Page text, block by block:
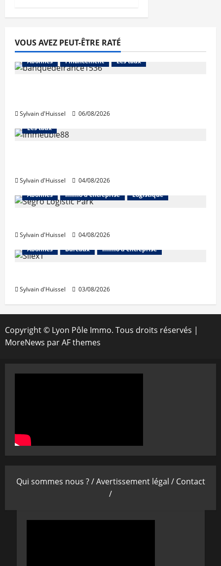
VOUS AVEZ PEUT-ÊTRE RATÉ
Abonnés Financement Les taux
Sylvain d'Huissel 06/08/2026
Abonnés Financement
Les taux
Sylvain d'Huissel
04/08/2026
Abonnés
Immo d'entreprise Logistique
Sylvain d'Huissel
04/08/2026
Abonnés
Bureaux Immo d'entreprise
Sylvain d'Huissel 03/08/2026
Copyright © Lyon Pôle Immo. Tous droits réservés |
MoreNews par AF themes
Qui sommes nous ? /Avertissement légal / Contact
/